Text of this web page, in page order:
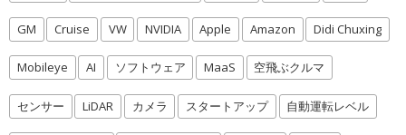
GM Cruise VW NVIDIA Apple Amazon Didi Chuxing
Mobileye AI ソフトウェア MaaS 空飛ぶクルマ
センサー LiDAR カメラ スタートアップ 自動運転レベル